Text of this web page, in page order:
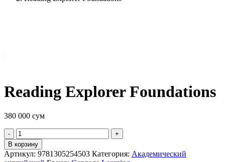
Reading Explorer Foundations
380 000 сум
Quantity
В корзину
Артикул: 9781305254503 Категория: Академический